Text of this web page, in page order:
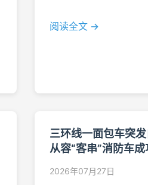
阅读全文 →
三环线一面包车突
从容“客串”消防车
2026年07月27日